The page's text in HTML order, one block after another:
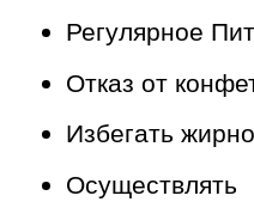
Регулярное
Отказ от
Избегать